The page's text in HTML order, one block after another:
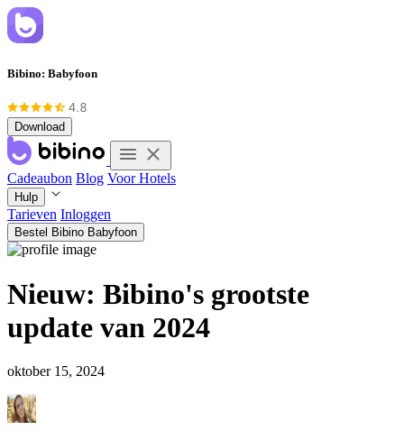
Bibino: Babyfoon
Download
Cadeaubon Blog Voor Hotels
Hulp
Tarieven Inloggen
Bestel Bibino Babyfoon
Nieuw: Bibino's grootste
update van 2024
oktober 15, 2024